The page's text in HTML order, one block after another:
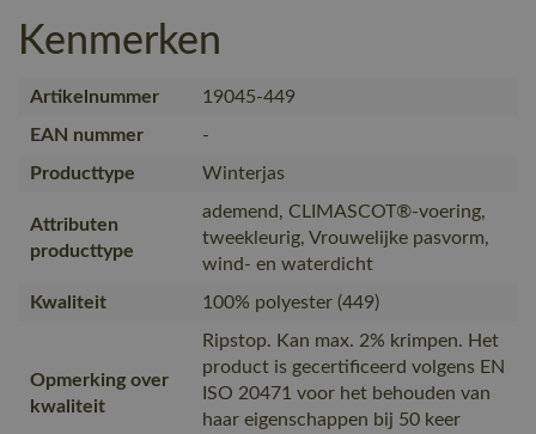
Kenmerken
Artikelnummer
19045-449
EAN nummer
-
Producttype
Winterjas
Attributen
producttype
ademend, CLIMASCOT®-voering,
tweekleurig, Vrouwelijke pasvorm,
wind- en waterdicht
Kwaliteit
100% polyester (449)
Opmerking over
kwaliteit
Ripstop. Kan max. 2% krimpen. Het
product is gecertificeerd volgens EN
ISO 20471 voor het behouden van
haar eigenschappen bij 50 keer